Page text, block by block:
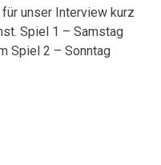
unser Interview kurz
Spiel 1 – Samstag
Spiel 2 – Sonntag